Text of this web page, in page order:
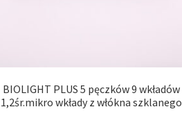
BIOLIGHT PLUS 5 pęczków 9 wkładów
1,2śr.mikro wkłady z włókna szklanego